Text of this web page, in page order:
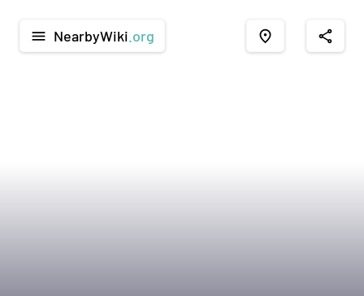
menu NearbyWiki .org place share